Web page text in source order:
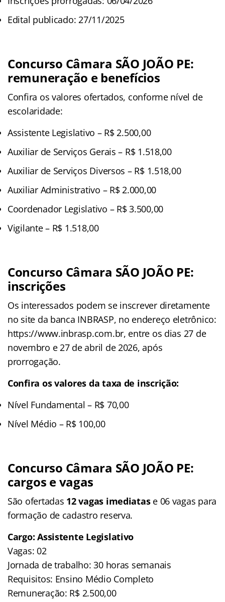
Edital publicado: 27/11/2025
Concurso Câmara SÃO JOÃO PE:
remuneração e benefícios
Confira os valores ofertados, conforme nível de
escolaridade:
Assistente Legislativo – R$ 2.500,00
Auxiliar de Serviços Gerais – R$ 1.518,00
Auxiliar de Serviços Diversos – R$ 1.518,00
Auxiliar Administrativo – R$ 2.000,00
Coordenador Legislativo – R$ 3.500,00
Vigilante – R$ 1.518,00
Concurso Câmara SÃO JOÃO PE:
inscrições
Os interessados podem se inscrever diretamente
no site da banca INBRASP, no endereço eletrônico:
https://www.inbrasp.com.br, entre os dias 27 de
novembro e 27 de abril de 2026, após
prorrogação.
Confira os valores da taxa de inscrição:
Nível Fundamental – R$ 70,00
Nível Médio – R$ 100,00
Concurso Câmara SÃO JOÃO PE:
cargos e vagas
São ofertadas 12 vagas imediatase 06 vagas para
formação de cadastro reserva.
Cargo: Assistente Legislativo
Vagas: 02
Jornada de trabalho: 30 horas semanais
Requisitos: Ensino Médio Completo
Remuneração: R$ 2.500,00